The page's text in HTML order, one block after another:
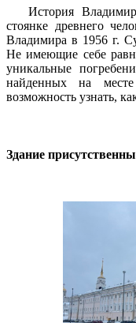
История
стоянке древнего
Владимира в 1956 г.
Не имеющие себе
уникальные
найденных на
возможность узнать,
Здание